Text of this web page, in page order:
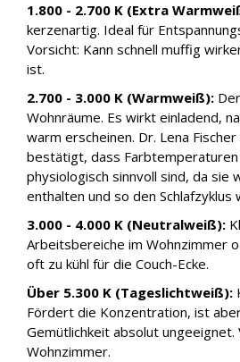
1.800 - 2.700 K (Extra
kerzenartig. Ideal für
Vorsicht: Kann schnell muffig
ist.
2.700 - 3.000 K (Warmweiß):
Wohnräume. Es wirkt einladend,
warm erscheinen. Dr. Lena
bestätigt, dass
physiologisch sinnvoll sind, da sie
enthalten und so den Schlafzyklus
3.000 - 4.000 K (Neutralweiß):
Arbeitsbereiche im Wohnzimmer
oft zu kühl für die Couch-Ecke.
Über 5.300 K (Tageslichtweiß):
Fördert die Konzentration, ist
Gemütlichkeit absolut ungeeignet.
Wohnzimmer.